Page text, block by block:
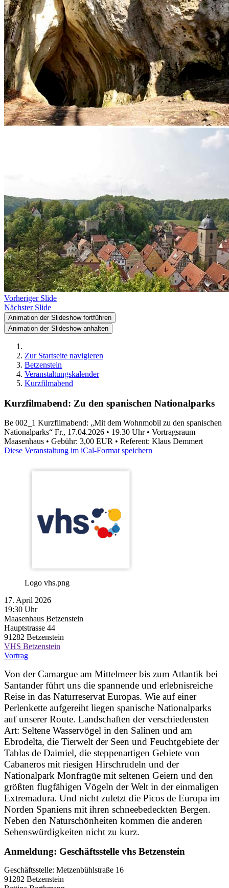
Vorheriger Slide
Nächster Slide
Animation der Slideshow fortführen
Animation der Slideshow anhalten
Zur Startseite navigieren
Betzenstein
Veranstaltungskalender
Kurzfilmabend
Kurzfilmabend: Zu den spanischen Nationalparks
Be 002_1 Kurzfilmabend: „Mit dem Wohnmobil zu den spanischen
Nationalparks“ Fr., 17.04.2026 • 19.30 Uhr • Vortragsraum
Maasenhaus • Gebühr: 3,00 EUR • Referent: Klaus Demmert
Diese Veranstaltung im iCal-Format speichern
Logo vhs.png
17. April 2026
19:30 Uhr
Maasenhaus Betzenstein
Hauptstrasse 44
91282 Betzenstein
VHS Betzenstein
Vortrag
Von der Camargue am Mittelmeer bis zum Atlantik bei
Santander führt uns die spannende und erlebnisreiche
Reise in das Naturreservat Europas. Wie auf einer
Perlenkette aufgereiht liegen spanische Nationalparks
auf unserer Route. Landschaften der verschiedensten
Art: Seltene Wasservögel in den Salinen und am
Ebrodelta, die Tierwelt der Seen und Feuchtgebiete der
Tablas de Daimiel, die steppenartigen Gebiete von
Cabaneros mit riesigen Hirschrudeln und der
Nationalpark Monfragüe mit seltenen Geiern und den
größten flugfähigen Vögeln der Welt in der einmaligen
Extremadura. Und nicht zuletzt die Picos de Europa im
Norden Spaniens mit ihren schneebedeckten Bergen.
Neben den Naturschönheiten kommen die anderen
Sehenswürdigkeiten nicht zu kurz.
Anmeldung: Geschäftsstelle vhs Betzenstein
Geschäftsstelle: Metzenbühlstraße 16
91282 Betzenstein